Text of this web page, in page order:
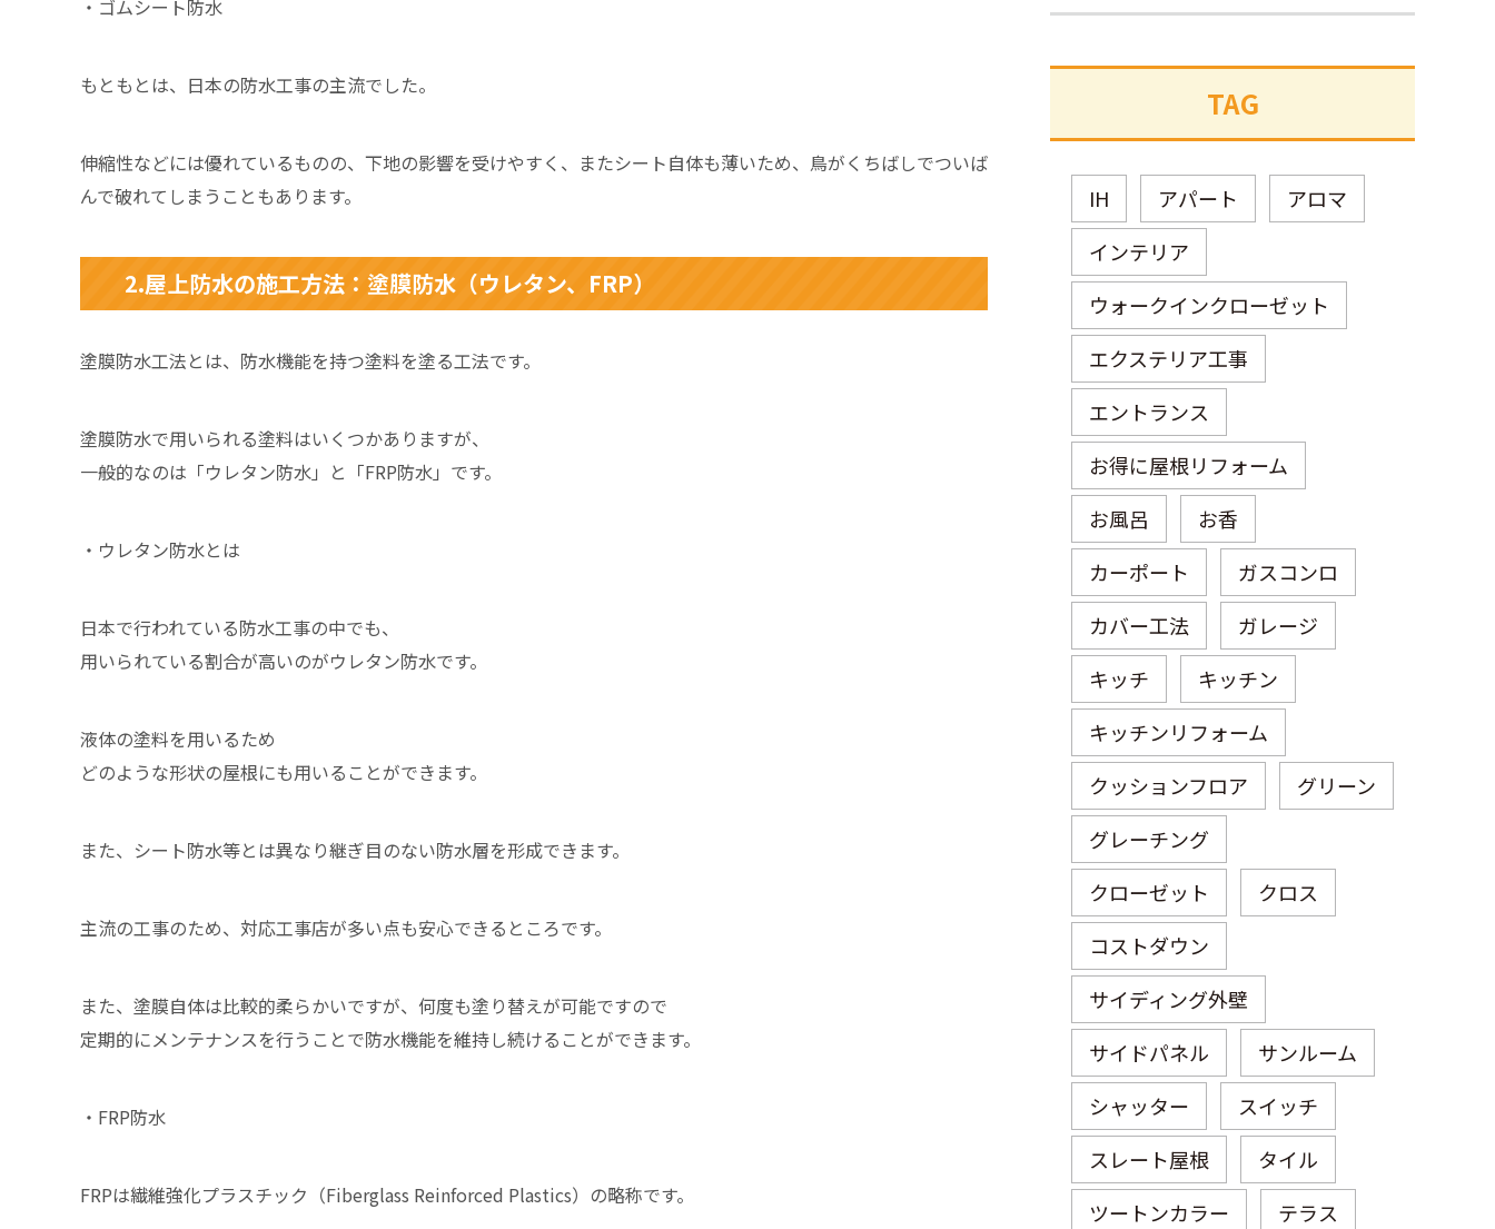
・ゴムシート防水
もともとは、日本の防水工事の主流でした。
伸縮性などには優れているものの、下地の影響を受けやすく、またシート自体も薄いため、鳥がくちばしでついば
んで破れてしまうこともあります。
2.屋上防水の施工方法：塗膜防水（ウレタン、FRP）
塗膜防水工法とは、防水機能を持つ塗料を塗る工法です。
塗膜防水で用いられる塗料はいくつかありますが、
一般的なのは「ウレタン防水」と「FRP防水」です。
・ウレタン防水とは
日本で行われている防水工事の中でも、
用いられている割合が高いのがウレタン防水です。
液体の塗料を用いるため
どのような形状の屋根にも用いることができます。
また、シート防水等とは異なり継ぎ目のない防水層を形成できます。
主流の工事のため、対応工事店が多い点も安心できるところです。
また、塗膜自体は比較的柔らかいですが、何度も塗り替えが可能ですので
定期的にメンテナンスを行うことで防水機能を維持し続けることができます。
・FRP防水
FRPは繊維強化プラスチック（Fiberglass Reinforced Plastics）の略称です。
TAG
IH アパート
アロマ
インテリア
ウォークインクローゼット
エクステリア工事
エントランス
お得に屋根リフォーム
お風呂
お香
カーポート
ガスコンロ
カバー工法
ガレージ
キッチ
キッチン
キッチンリフォーム
クッションフロア
グリーン
グレーチング
クローゼット
クロス
コストダウン
サイディング外壁
サイドパネル
サンルーム
シャッター
スイッチ
スレート屋根
タイル
ツートンカラー
テラス